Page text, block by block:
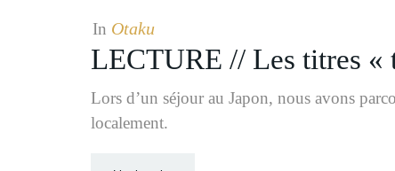
In Otaku
LECTURE // Les titres «
Lors d’un séjour au Japon, nous avons
localement.